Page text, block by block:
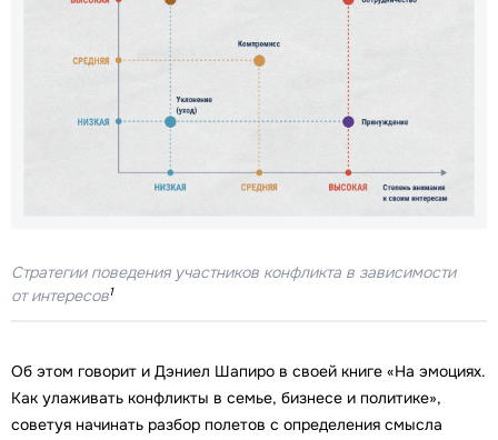
Стратегии поведения участников конфликта в зависимости
от интересов1
Об этом говорит и Дэниел Шапиро в своей книге «На эмоциях.
Как улаживать конфликты в семье, бизнесе и политике»,
советуя начинать разбор полетов с определения смысла